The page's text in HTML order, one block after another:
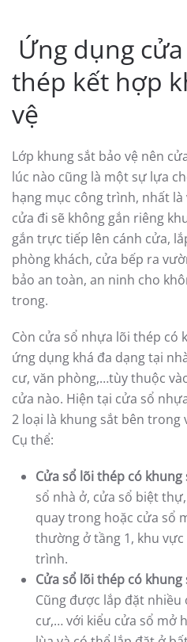
Ứng dụng
thép kết hợp
vệ
Lớp khung sắt bảo vệ nên
lúc nào cũng là một sự lựa
hạng mục công trình, nhất
cửa đi sẽ không gắn riêng
gắn trực tiếp lên cánh cửa,
phòng khách, cửa bếp ra
bảo an toàn, an ninh cho
trong.
Còn cửa sổ nhựa lõi thép có
ứng dụng khá đa dạng tại
cư, văn phòng,…tùy thuộc
cửa nào. Hiện tại cửa sổ
2 loại là khung sắt bên trong
Cụ thể:
Cửa sổ lõi thép có
sổ nhà ở, cửa sổ biệt
quay trong hoặc cửa sổ
thường ở tầng 1, khu
trình.
Cửa sổ lõi thép có
Cũng được lắp đặt
cư,… với kiểu cửa sổ mở